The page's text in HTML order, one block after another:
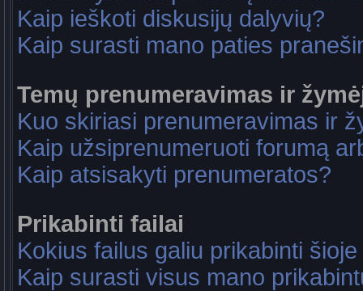
Kaip ieškoti diskusijų dalyvių?
Kaip surasti mano paties
Temų prenumeravimas ir
Kuo skiriasi prenumeravimas ir
Kaip užsiprenumeruoti forumą
Kaip atsisakyti prenumeratos?
Prikabinti failai
Kokius failus galiu prikabinti
Kaip surasti visus mano